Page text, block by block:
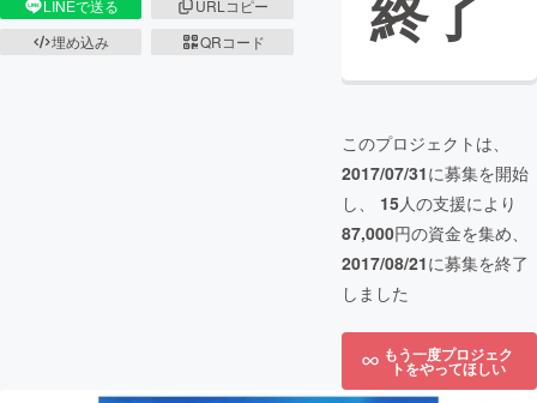
LINEで送る
URLコピー
埋め込み
QRコード
このプロジェクトは、
2017/07/31に募集を開始
し、 15人の支援により
87,000円の資金を集め、
2017/08/21に募集を終了
しました
もう一度プロジェク
トをやってほしい